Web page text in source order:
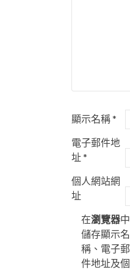
顯示名稱*
電子郵件地
址*
個人網站網
址
在瀏覽器中
儲存顯示名
稱、電子郵
件地址及個